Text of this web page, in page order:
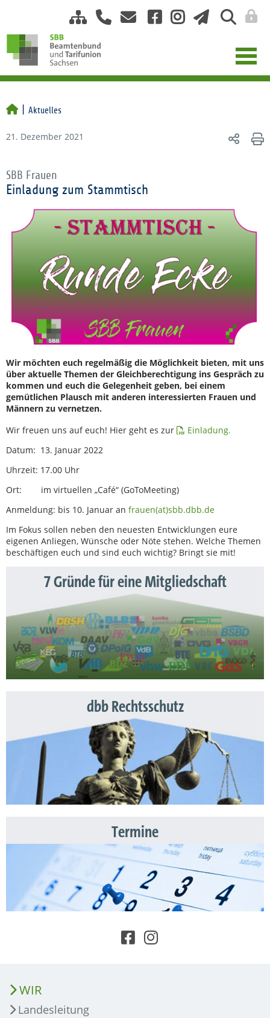
Aktuelles
21. Dezember 2021
SBB Frauen
Einladung zum Stammtisch
Wir möchten euch regelmäßig die Möglichkeit bieten, mit uns
über aktuelle Themen der Gleichberechtigung ins Gespräch zu
kommen und euch die Gelegenheit geben, bei einem
gemütlichen Plausch mit anderen interessierten Frauen und
Männern zu vernetzen.
Wir freuen uns auf euch! Hier geht es zur
Einladung.
Datum: 13. Januar 2022
Uhrzeit: 17.00 Uhr
Ort: im virtuellen „Café“ (GoToMeeting)
Anmeldung: bis 10. Januar an frauen(at)sbb.dbb.de
Im Fokus sollen neben den neuesten Entwicklungen eure
eigenen Anliegen, Wünsche oder Nöte stehen. Welche Themen
beschäftigen euch und sind euch wichtig? Bringt sie mit!
7 Gründe für eine Mitgliedschaft
dbb Rechtsschutz
Termine
WIR
Landesleitung